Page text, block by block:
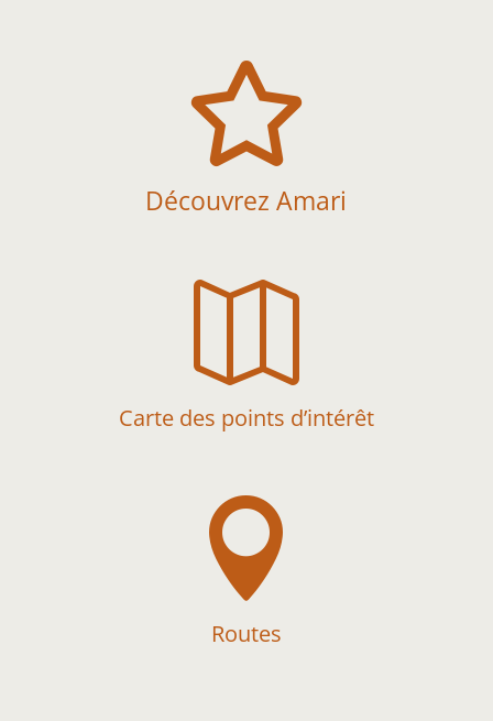

Découvrez Amari

Carte des points d’intérêt

Routes